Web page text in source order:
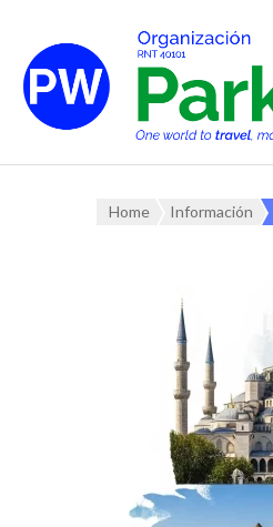
Home Información